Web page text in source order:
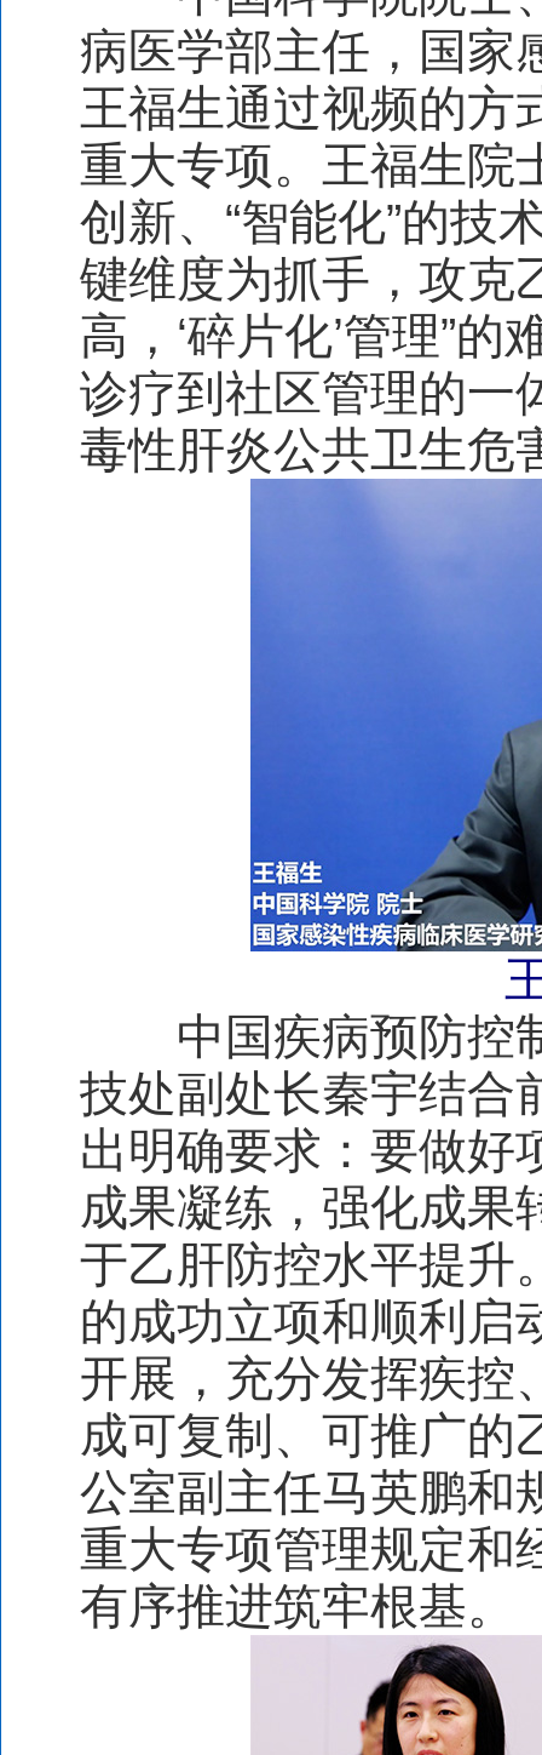
病医学部主任，国家
王福生通过视频的方
重大专项。王福生院
创新、“智能化”的技
键维度为抓手，攻克
高，‘碎片化’管理”
诊疗到社区管理的一
毒性肝炎公共卫生危
中国疾病预防控制
技处副处长秦宇结合
出明确要求：要做好
成果凝练，强化成果
于乙肝防控水平提升
的成功立项和顺利启
开展，充分发挥疾控
成可复制、可推广的
公室副主任马英鹏和
重大专项管理规定和
有序推进筑牢根基。